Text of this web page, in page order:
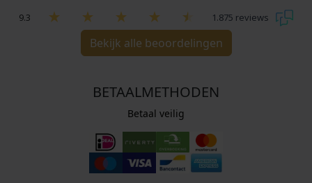
9.3 1.875 reviews
Bekijk alle beoordelingen
BETAALMETHODEN
Betaal veilig